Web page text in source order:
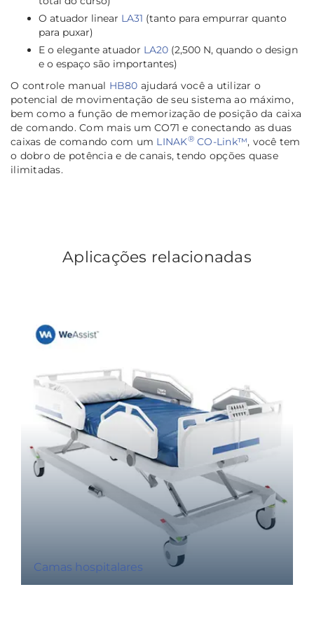
O atuador linear LA31 (tanto para empurrar quanto
para puxar)
E o elegante atuador LA20 (2,500 N, quando o design
e o espaço são importantes)
O controle manual HB80 ajudará você a utilizar o
potencial de movimentação de seu sistema ao máximo,
bem como a função de memorização de posição da caixa
de comando. Com mais um CO71 e conectando as duas
caixas de comando com um LINAK®CO-Link™, você tem
o dobro de potência e de canais, tendo opções quase
ilimitadas.
Aplicações relacionadas
Camas hospitalares